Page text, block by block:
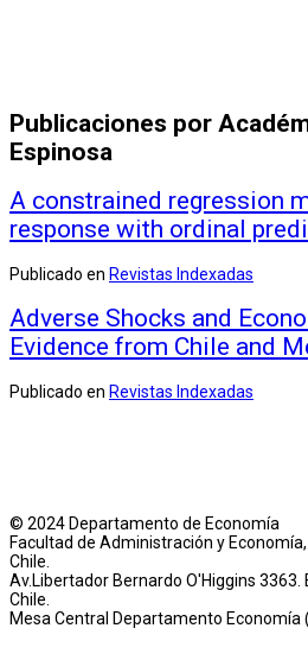
Publicaciones por
Espinosa
A constrained regression
response with ordinal
Publicado en Revistas Indexadas
Adverse Shocks and
Evidence from Chile and
Publicado en Revistas Indexadas
© 2024 Departamento de Economía
Facultad de Administración y
Chile.
Av.Libertador Bernardo O'Higgins 3363.
Chile.
Mesa Central Departamento Economía